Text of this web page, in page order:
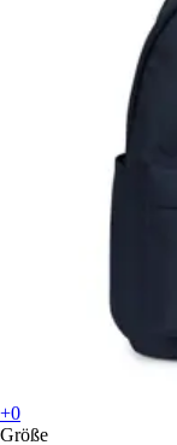
+0
Größe